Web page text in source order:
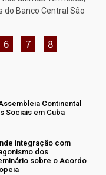
do Banco Central São
6 7 8
Continental
Sociais em Cuba
integração com
dos
sobre o Acordo